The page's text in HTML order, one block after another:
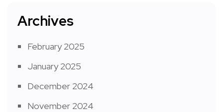
Archives
February 2025
January 2025
December 2024
November 2024